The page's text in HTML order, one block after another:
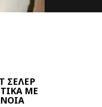
ΣΕΛΕΡ
ΜΕ